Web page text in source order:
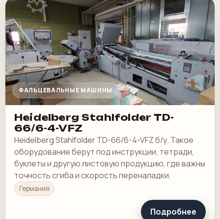
ФАЛЬЦЕВАЛЬНЫЕ МАШИНЫ
Heidelberg Stahlfolder TD-
66/6-4-VFZ
Heidelberg Stahlfolder TD-66/6-4-VFZ б/у. Такое
оборудование берут под инструкции, тетради,
буклеты и другую листовую продукцию, где важны
точность сгиба и скорость переналадки.
Германия
Подробнее